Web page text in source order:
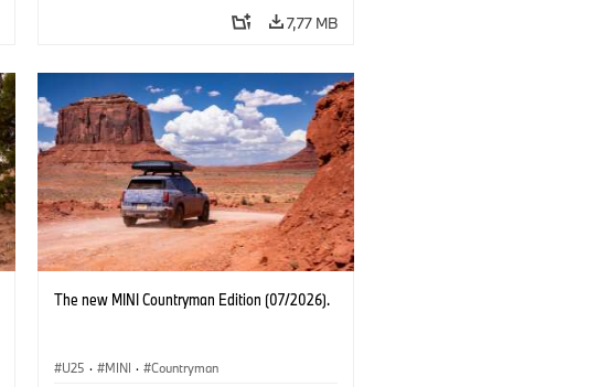
7,77 MB
The new MINI Countryman Edition (07/2026).
U25 · MINI · Countryman